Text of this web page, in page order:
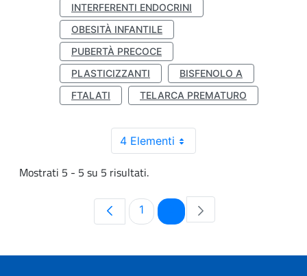
INTERFERENTI ENDOCRINI
OBESITÀ INFANTILE
PUBERTÀ PRECOCE
PLASTICIZZANTI
BISFENOLO A
FTALATI
TELARCA PREMATURO
4 Elementi
Mostrati 5 - 5 su 5 risultati.
Pagina
1 Pagina